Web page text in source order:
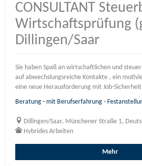
CONSULTANT
Wirtschaftsprüfung
Dillingen/Saar
Sie haben Spaß an wirtschaftlichen und
auf abwechslungsreiche Kontakte , ein
eine neue Herausforderung mit Job-Sicherheit
Beratung - mit Berufserfahrung -
Dillingen/Saar, Münchener Straße 1,
Hybrides Arbeiten
Mehr